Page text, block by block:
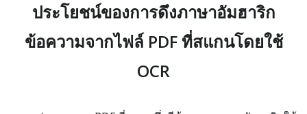
ประโยชน์ของการดึงภาษาอัมฮาริก
ข้อความจากไฟล์ PDF ที่สแกนโดยใช้
OCR